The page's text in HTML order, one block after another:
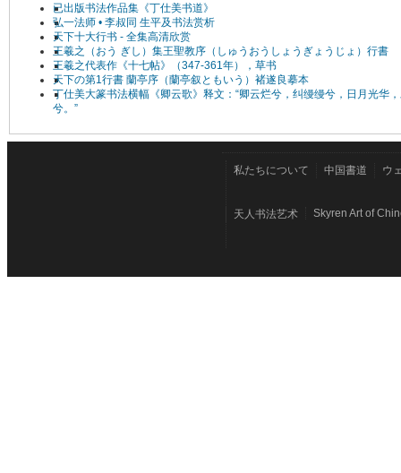
已出版书法作品集《丁仕美书道》
弘一法师 • 李叔同 生平及书法赏析
天下十大行书 - 全集高清欣赏
王羲之（おう ぎし）集王聖教序（しゅうおうしょうぎょうじょ）行書
王羲之代表作《十七帖》（347-361年），草书
天下の第1行書 蘭亭序（蘭亭叙ともいう）褚遂良摹本
丁仕美大篆书法横幅《卿云歌》释文：“卿云烂兮，纠缦缦兮，日月光华
兮。”
私たちについて 中国書道 ウ
天人书法艺术 Skyren Art of